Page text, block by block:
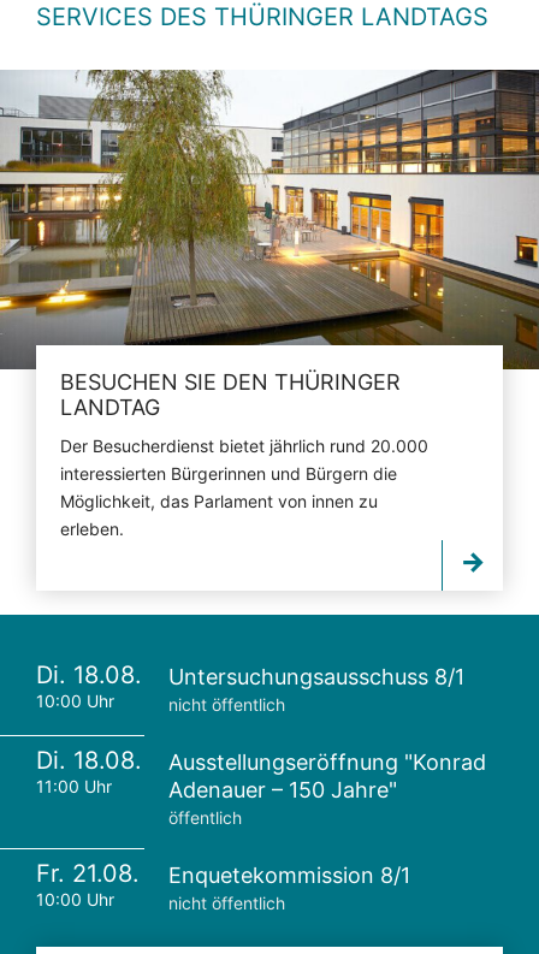
SERVICES DES THÜRINGER LANDTAGS
BESUCHEN SIE DEN THÜRINGER
LANDTAG
Der Besucherdienst bietet jährlich rund 20.000
interessierten Bürgerinnen und Bürgern die
Möglichkeit, das Parlament von innen zu
erleben.
Di. 18.08.
10:00 Uhr
Untersuchungsausschuss 8/1
nicht öffentlich
Di. 18.08.
11:00 Uhr
Ausstellungseröffnung "Konrad
Adenauer – 150 Jahre"
öffentlich
Fr. 21.08.
10:00 Uhr
Enquetekommission 8/1
nicht öffentlich